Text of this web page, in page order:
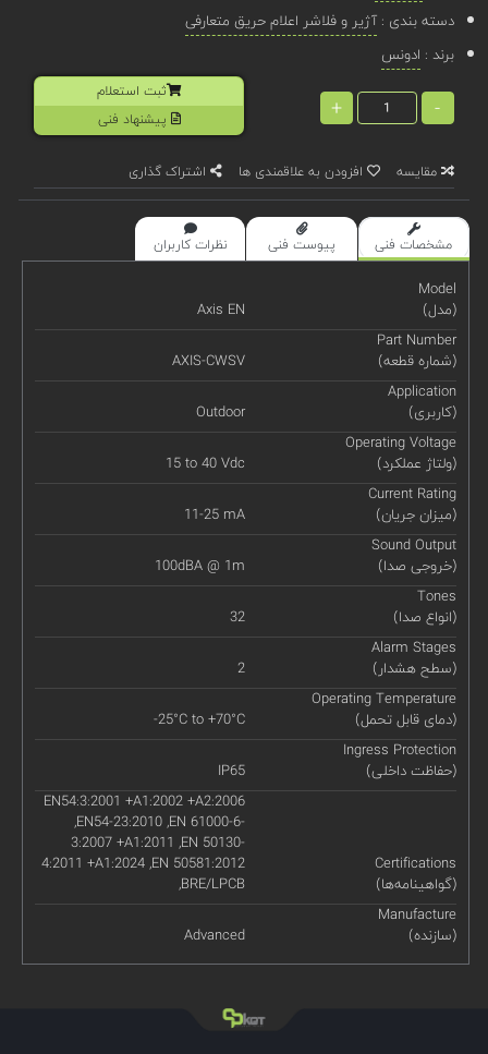
دسته بندی :آژیر و فلاشر اعلام حریق متعارفی
برند : ادونس
-
+
ثبت استعلام
پیشنهاد فنی
مقایسه افزودن به علاقمندی ها اشتراک گذاری
مشخصات فنی پیوست فنی نظرات کاربران
Model
(مدل)
Axis EN
Part Number
(شماره قطعه)
AXIS-CWSV
Application
(کاربری)
Outdoor
Operating Voltage
(ولتاژ عملکرد)
15 to 40 Vdc
Current Rating
(میزان جریان)
11-25 mA
Sound Output
(خروجی صدا)
100dBA @ 1m
Tones
(انواع صدا)
32
Alarm Stages
(سطح هشدار)
2
Operating Temperature
(دمای قابل تحمل)
-25°C to +70°C
Ingress Protection
(حفاظت داخلی)
IP65
Certifications
(گواهینامه‌ها)
EN54:3:2001 +A1:2002 +A2:2006
,EN54-23:2010 ,EN 61000-6-
3:2007 +A1:2011 ,EN 50130-
4:2011 +A1:2024 ,EN 50581:2012
,BRE/LPCB
Manufacture
(سازنده)
Advanced